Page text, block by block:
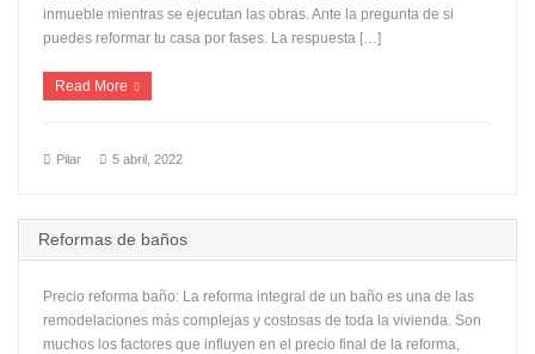
inmueble mientras se ejecutan las obras. Ante la pregunta de si
puedes reformar tu casa por fases. La respuesta […]
Read More
Pilar 5 abril, 2022
Reformas de baños
Precio reforma baño: La reforma integral de un baño es una de las
remodelaciones más complejas y costosas de toda la vivienda. Son
muchos los factores que influyen en el precio final de la reforma,